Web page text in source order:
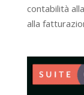
contabilità
alla